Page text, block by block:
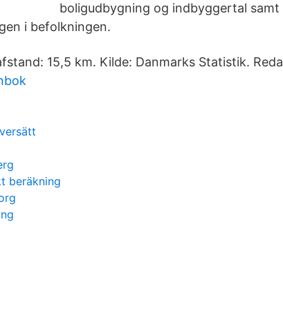
boligudbygning og indbyggertal samt
i befolkningen.
15,5 km. Kilde: Danmarks Statistik.
beräkning